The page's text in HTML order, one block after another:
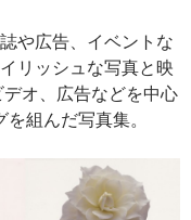
や広告、イベントな
リッシュな写真と映
オ、広告などを中心
組んだ写真集。